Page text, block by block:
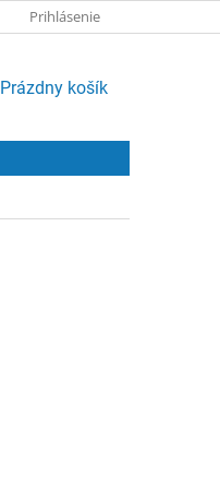
Prihlásenie
NÁKUPNÝ
Prázdny košík